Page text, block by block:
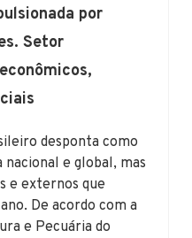
por
Setor
desponta como
e global, mas
e externos que
De acordo com a
e Pecuária do